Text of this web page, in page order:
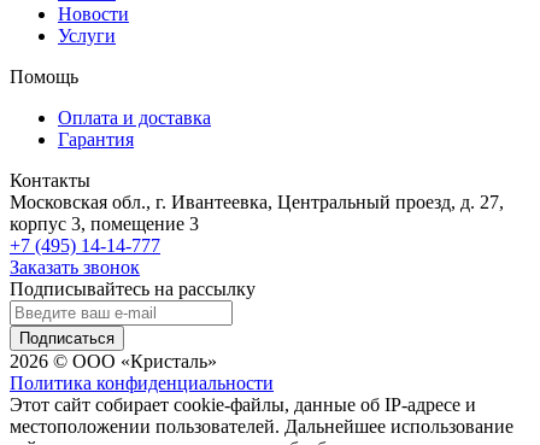
Новости
Услуги
Помощь
Оплата и доставка
Гарантия
Контакты
Московская обл., г. Ивантеевка, Центральный проезд, д. 27,
корпус 3, помещение 3
+7 (495) 14-14-777
Заказать звонок
Подписывайтесь на рассылку
Подписаться
2026 © ООО «Кристаль»
Политика конфиденциальности
Этот сайт собирает cookie-файлы, данные об IP-адресе и
местоположении пользователей. Дальнейшее использование